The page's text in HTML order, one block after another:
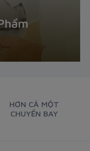
HƠN CẢ MỘT
CHUYẾN BAY